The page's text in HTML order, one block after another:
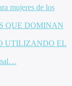
mujeres de los
QUE DOMINAN
UTILIZANDO EL